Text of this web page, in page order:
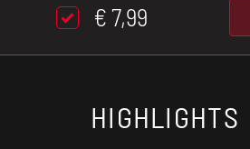
€ 7,99
HIGHLIGHTS